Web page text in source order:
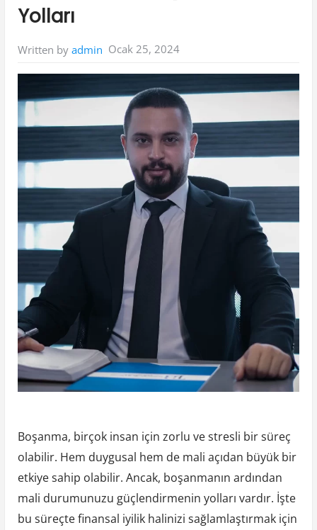
Yolları
Written by admin Ocak 25, 2024
Boşanma, birçok insan için zorlu ve stresli bir süreç
olabilir. Hem duygusal hem de mali açıdan büyük bir
etkiye sahip olabilir. Ancak, boşanmanın ardından
mali durumunuzu güçlendirmenin yolları vardır. İşte
bu süreçte finansal iyilik halinizi sağlamlaştırmak için